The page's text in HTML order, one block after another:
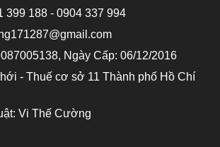
399 188 - 0904 337 994
Ngày Cấp: 06/12/2016
- Thuế cơ sở 11 Thành phố Hồ Chí
Vi Thế Cường